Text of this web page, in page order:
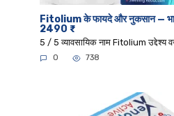
Fitolium के फायदे और नुकसान —
2490 ₹
5 / 5 व्यावसायिक नाम Fitolium उद्देश्य
0 738